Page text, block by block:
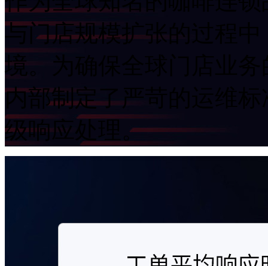
与门店规模扩张的过程中
境。为确保全球门店业务
内部制定了严苛的运维标
级响应处理。